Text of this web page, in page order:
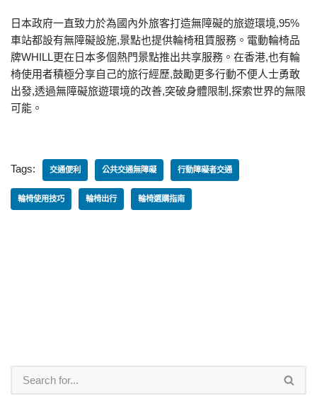
日本政府一直致力於為國內外旅客打造無障礙的旅遊環境,95%
車站都設有無障礙設施,景點也提供輪椅租賃服務。電動輪椅品
牌WHILL更在日本多個熱門景點推出共享服務。在香港,也有輪
椅使用者積極分享自己的旅行經歷,鼓勵更多行動不便人士勇敢
出發,透過無障礙旅遊環境的改善,突破身體限制,探索世界的無限
可能。
Tags: 交通便利 公共交通無障礙 行動障礙者交通
輪椅使用技巧 輪椅出行 輪椅選購指南